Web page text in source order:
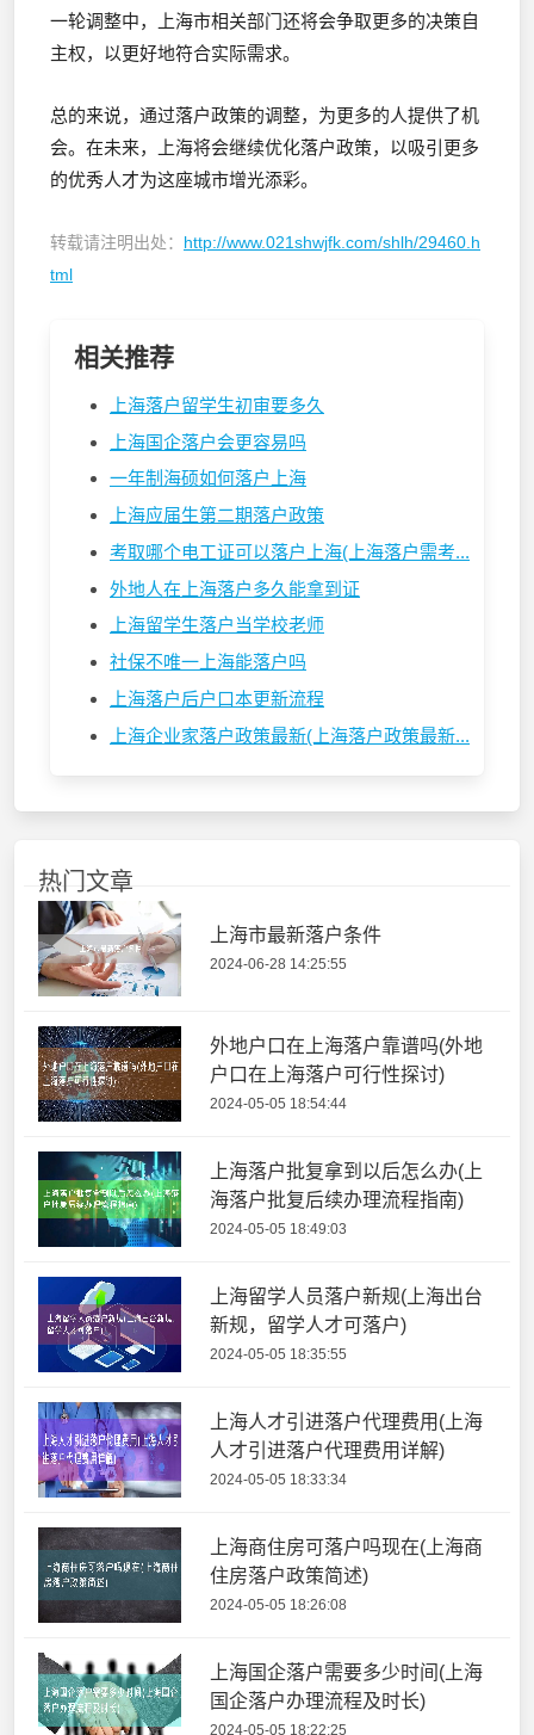
一轮调整中，上海市相关部门还将会争取更多的决策自
主权，以更好地符合实际需求。
总的来说，通过落户政策的调整，为更多的人提供了机
会。在未来，上海将会继续优化落户政策，以吸引更多
的优秀人才为这座城市增光添彩。
转载请注明出处： http://www.021shwjfk.com/shlh/29460.h
tml
相关推荐
上海落户留学生初审要多久
上海国企落户会更容易吗
一年制海硕如何落户上海
上海应届生第二期落户政策
考取哪个电工证可以落户上海(上海落户需考...
外地人在上海落户多久能拿到证
上海留学生落户当学校老师
社保不唯一上海能落户吗
上海落户后户口本更新流程
上海企业家落户政策最新(上海落户政策最新...
热门文章
上海市最新落户条件
2024-06-28 14:25:55
外地户口在上海落户靠谱吗(外地
户口在上海落户可行性探讨)
2024-05-05 18:54:44
上海落户批复拿到以后怎么办(上
海落户批复后续办理流程指南)
2024-05-05 18:49:03
上海留学人员落户新规(上海出台
新规，留学人才可落户)
2024-05-05 18:35:55
上海人才引进落户代理费用(上海
人才引进落户代理费用详解)
2024-05-05 18:33:34
上海商住房可落户吗现在(上海商
住房落户政策简述)
2024-05-05 18:26:08
上海国企落户需要多少时间(上海
国企落户办理流程及时长)
2024-05-05 18:22:25